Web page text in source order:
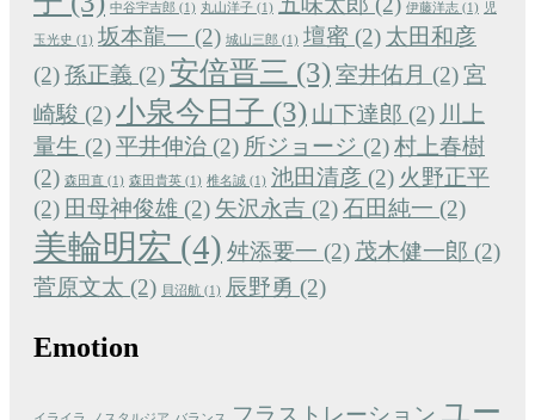
中谷宇吉郎 (1) 丸山洋子 (1) 伊藤洋志 (1) 児
玉光史 (1) 坂本龍一 (2) 城山三郎 (1) 壇蜜 (2) 太田和彦
(2)孫正義 (2) 安倍晋三 (3) 室井佑月 (2)宮
崎駿 (2)小泉今日子 (3) 山下達郎 (2) 川上
量生 (2)平井伸治 (2) 所ジョージ (2)村上春樹
(2) 森田直 (1) 森田貴英 (1) 椎名誠 (1) 池田清彦 (2) 火野正平
(2) 田母神俊雄 (2) 矢沢永吉 (2)石田純一 (2)
美輪明宏 (4) 舛添要一 (2) 茂木健一郎 (2)
菅原文太 (2) 貝沼航 (1) 辰野勇 (2)
Emotion
ユー